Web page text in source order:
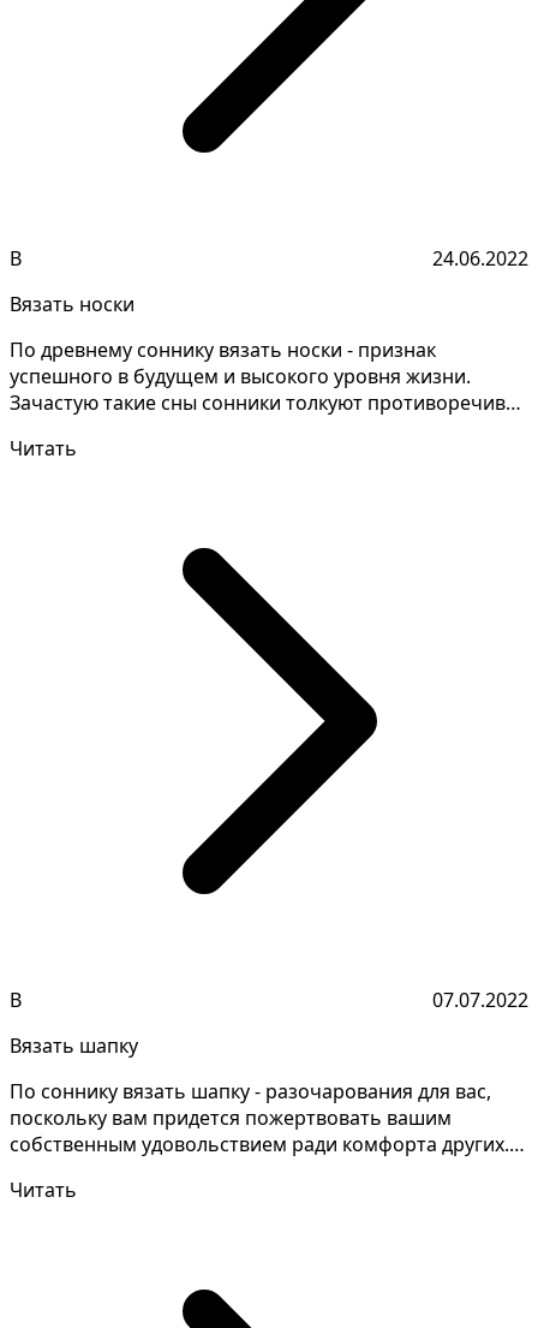
В
24.06.2022
Вязать носки
По древнему соннику вязать носки - признак
успешного в будущем и высокого уровня жизни.
Зачастую такие сны сонники толкуют противоречиво,
Читать
В
07.07.2022
Вязать шапку
По соннику вязать шапку - разочарования для вас,
поскольку вам придется пожертвовать вашим
собственным удовольствием ради комфорта других.
Читать